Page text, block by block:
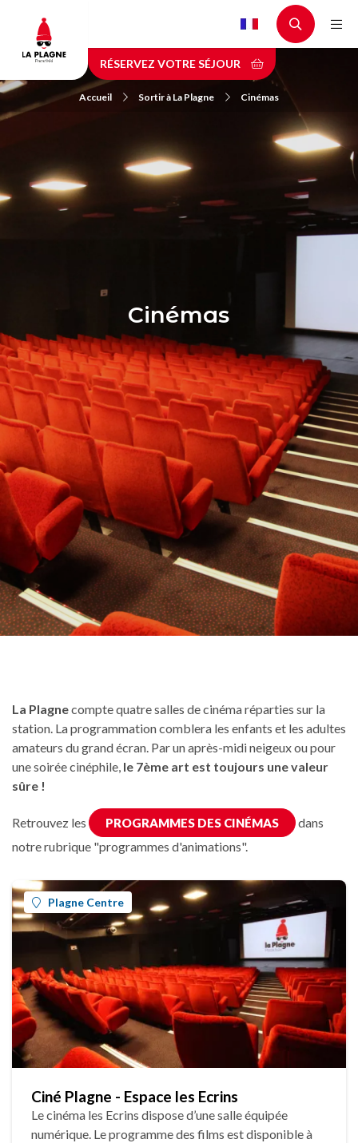
contenu
principal
RÉSERVEZ VOTRE SÉJOUR
Accueil Sortir à La Plagne Cinémas
Cinémas
La Plagnecompte quatre salles de cinéma réparties sur la
station. La programmation comblera les enfants et les adultes
amateurs du grand écran. Par un après-midi neigeux ou pour
une soirée cinéphile, le 7ème art est toujours une valeur
sûre !
Retrouvez les PROGRAMMES DES CINÉMAS
dans
notre rubrique "programmes d'animations".
Plagne Centre
Ciné Plagne - Espace les Ecrins
Le cinéma les Ecrins dispose d’une salle équipée
numérique. Le programme des films est disponible à